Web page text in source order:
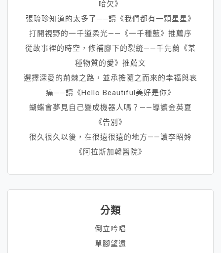
哈欠》
張琉珍知道的太多了──讀《我們都有一顆星星》
打開視野的一千道柔光——《一千種藍》推薦序
從故事裡的時空，修補腳下的裂縫——千先蘭《某
種物質的愛》推薦文
選擇深愛的荊棘之路，並承擔隨之而來的幸福與哀
痛──讀《Hello Beautiful美好是你》
蝴蝶會夢見自己變成機器人嗎？——導讀金英夏
《告別》
很久很久以後，在很遠很遠的地方——讀李昭姈
《阿拉斯加韓醫院》
分類
倒立吟唱
單腳望遠